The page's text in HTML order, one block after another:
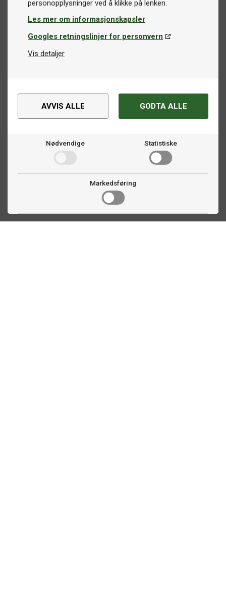
Les mer om informasjonskapsler
Googles retningslinjer for personvern
Vis detaljer
AVVIS ALLE GODTA ALLE
Nødvendige Statistiske
Markedsføring